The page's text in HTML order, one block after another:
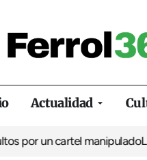
Actualidad
un cartel manipuladoLa